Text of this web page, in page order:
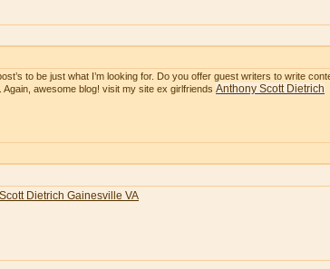
to be just what I’m looking for. Do you offer guest writers to write
awesome blog! visit my site ex girlfriends Anthony Scott Dietrich
Scott Dietrich Gainesville VA